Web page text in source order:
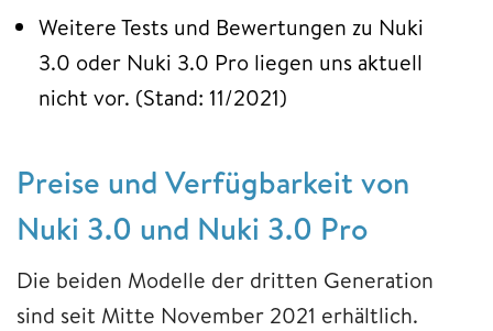
Weitere Tests und Bewertungen zu Nuki
3.0 oder Nuki 3.0 Pro liegen uns aktuell
nicht vor. (Stand: 11/2021)
Preise und Verfügbarkeit von
Nuki 3.0 und Nuki 3.0 Pro
Die beiden Modelle der dritten Generation
sind seit Mitte November 2021 erhältlich.